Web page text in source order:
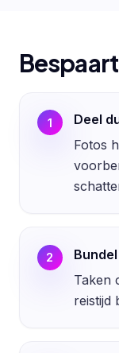
1
Deel
Fotos
2
Taken
reistijd